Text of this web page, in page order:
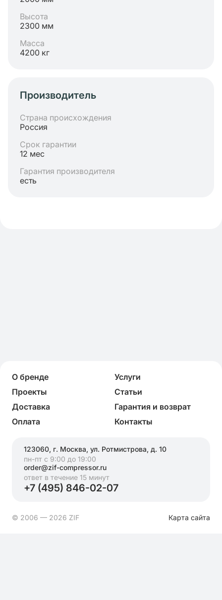
Высота
2300 мм
Масса
4200 кг
Производитель
Страна происхождения
Россия
Срок гарантии
12 мес
Гарантия производителя
есть
О бренде
Услуги
Проекты
Статьи
Доставка
Гарантия и возврат
Оплата
Контакты
123060, г. Москва, ул. Ротмистрова, д. 10
пн-пт с 9:00 до 19:00
order@zif-compressor.ru
ответ в течение 15 минут
+7 (495) 846-02-07
© 2006 — 2026 ZIF Карта сайта